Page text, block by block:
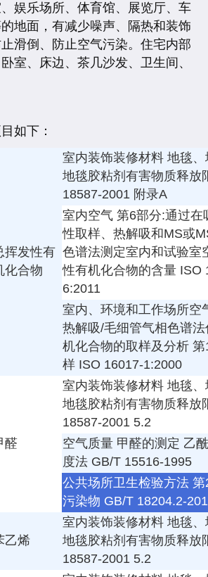
娱乐场所、体育馆、展览厅、车
地面，有减少噪声、隔热和装饰
滑倒、防止空气污染。住宅内部
室、床边、茶几沙发、卫生间、
如下：
挥发性有
化合物
室内装饰装修材料 地毯
地毯胶粘剂有害物质释放
18587-2001 附录A
室内空气 第6部分:通过在
性取样、热解吸和MS或
色谱法测定室内和试验室
性有机化合物的含量 ISO
6:2011
室内、环境和工作场所空
热解吸/毛细管气相色谱
机化合物的取样及分析
样 ISO 16017-1:2000
醛
室内装饰装修材料 地毯
地毯胶粘剂有害物质释放
18587-2001 5.2
空气质量 甲醛的测定 乙
度法 GB/T 15516-1995
公共场所卫生检验方法
污染物 GB/T 18204.2-
乙烯
室内装饰装修材料 地毯
地毯胶粘剂有害物质释放
18587-2001 5.2